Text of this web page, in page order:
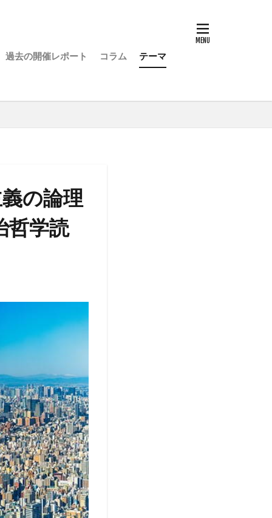
過去の開催レポート コラム テーマ
の論理
哲学読